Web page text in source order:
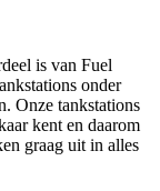
is van Fuel
onder
Onze tankstations
kent en daarom
graag uit in alles